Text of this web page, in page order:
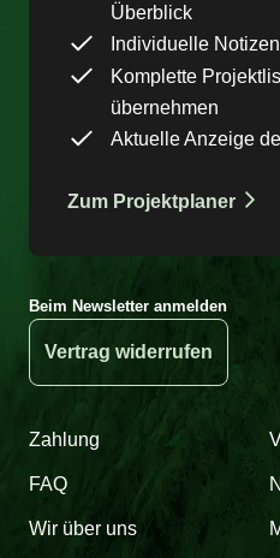
Überblick
Individuelle
Komplette
übernehmen
Aktuelle Anzeige
Zum Projektplaner
Beim Newsletter anmelden
Vertrag widerrufen
Zahlung
FAQ
Wir über uns